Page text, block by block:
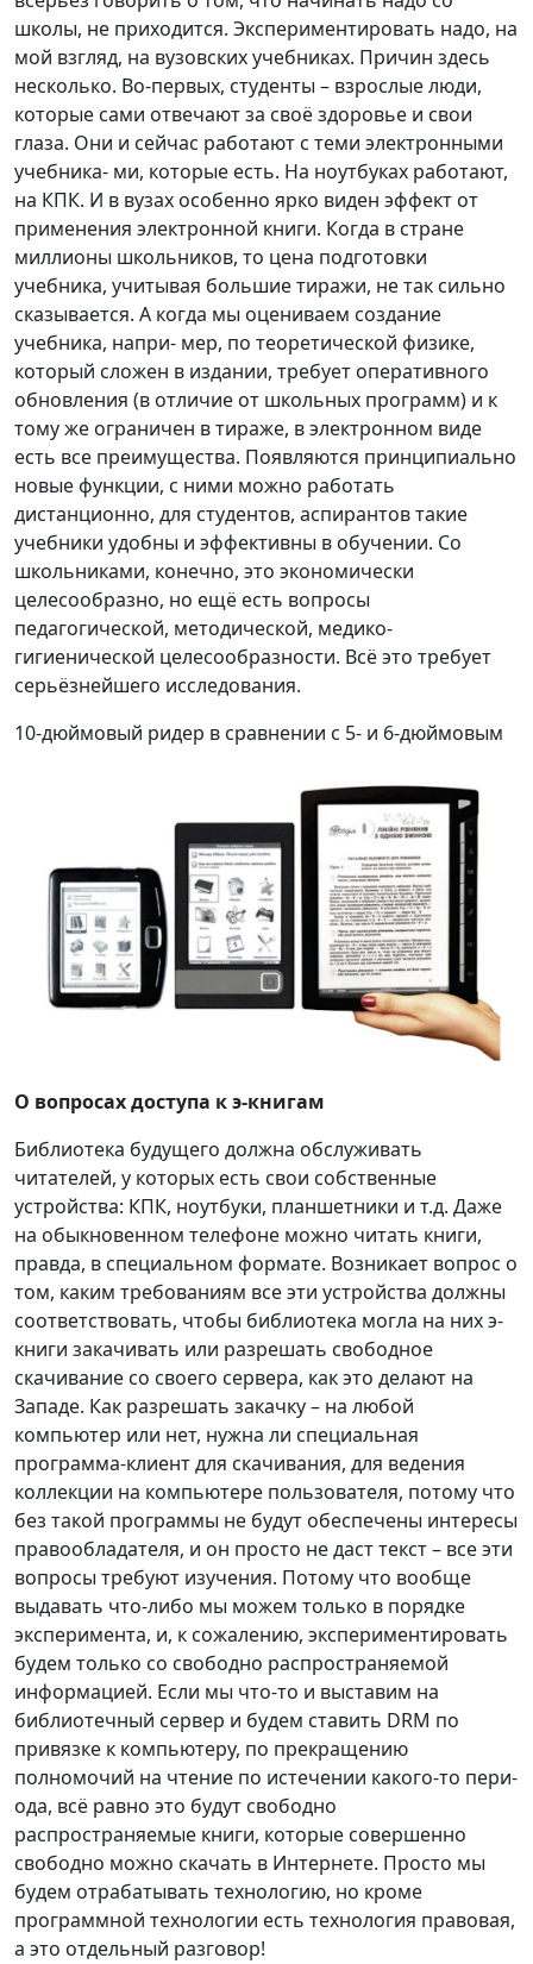
школы, не приходится. Экспериментировать надо, на
мой взгляд, на вузовских учебниках. Причин здесь
несколько. Во-первых, студенты – взрослые люди,
которые сами отвечают за своё здоровье и свои
глаза. Они и сейчас работают с теми электронными
учебника- ми, которые есть. На ноутбуках работают,
на КПК. И в вузах особенно ярко виден эффект от
применения электронной книги. Когда в стране
миллионы школьников, то цена подготовки
учебника, учитывая большие тиражи, не так сильно
сказывается. А когда мы оцениваем создание
учебника, напри- мер, по теоретической физике,
который сложен в издании, требует оперативного
обновления (в отличие от школьных программ) и к
тому же ограничен в тираже, в электронном виде
есть все преимущества. Появляются принципиально
новые функции, с ними можно работать
дистанционно, для студентов, аспирантов такие
учебники удобны и эффективны в обучении. Со
школьниками, конечно, это экономически
целесообразно, но ещё есть вопросы
педагогической, методической, медико-
гигиенической целесообразности. Всё это требует
серьёзнейшего исследования.
10-дюймовый ридер в сравнении с 5- и 6-дюймовым
О вопросах доступа к э-книгам
Библиотека будущего должна обслуживать
читателей, у которых есть свои собственные
устройства: КПК, ноутбуки, планшетники и т.д. Даже
на обыкновенном телефоне можно читать книги,
правда, в специальном формате. Возникает вопрос о
том, каким требованиям все эти устройства должны
соответствовать, чтобы библиотека могла на них э-
книги закачивать или разрешать свободное
скачивание со своего сервера, как это делают на
Западе. Как разрешать закачку – на любой
компьютер или нет, нужна ли специальная
программа-клиент для скачивания, для ведения
коллекции на компьютере пользователя, потому что
без такой программы не будут обеспечены интересы
правообладателя, и он просто не даст текст – все эти
вопросы требуют изучения. Потому что вообще
выдавать что-либо мы можем только в порядке
эксперимента, и, к сожалению, экспериментировать
будем только со свободно распространяемой
информацией. Если мы что-то и выставим на
библиотечный сервер и будем ставить DRM по
привязке к компьютеру, по прекращению
полномочий на чтение по истечении какого-то пери-
ода, всё равно это будут свободно
распространяемые книги, которые совершенно
свободно можно скачать в Интернете. Просто мы
будем отрабатывать технологию, но кроме
программной технологии есть технология правовая,
а это отдельный разговор!